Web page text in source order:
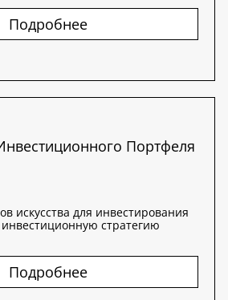
Подробнее
Портфеля
искусства для инвестирования
стратегию
Подробнее